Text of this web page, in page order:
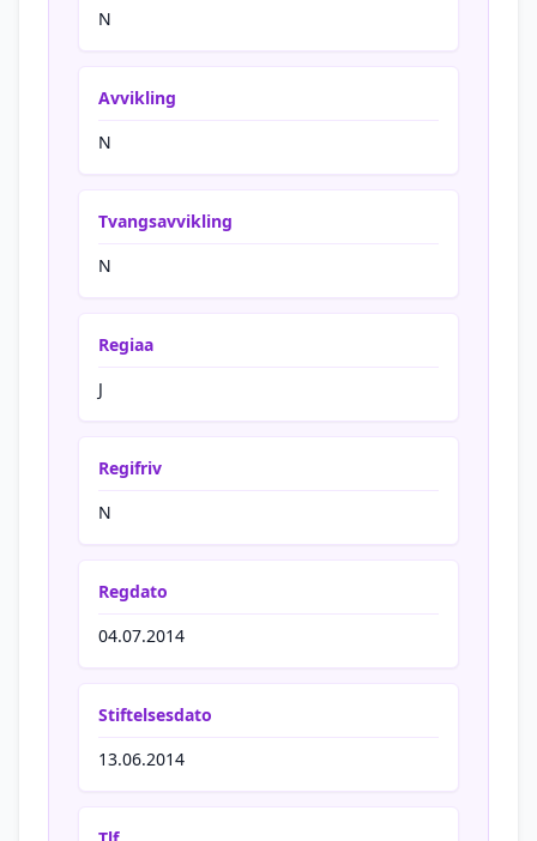
N
Avvikling
N
Tvangsavvikling
N
Regiaa
J
Regifriv
N
Regdato
04.07.2014
Stiftelsesdato
13.06.2014